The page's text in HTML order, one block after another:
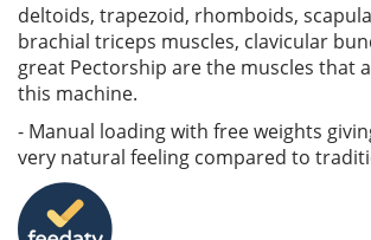
deltoids, trapezoid, rhomboids,
brachial triceps muscles, clavicular
great Pectorship are the muscles that
this machine.
- Manual loading with free weights
very natural feeling compared to